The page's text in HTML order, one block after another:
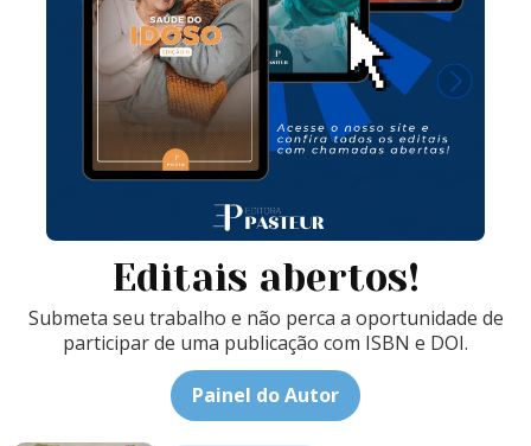
Editais abertos!
Submeta seu trabalho e não perca a oportunidade de
participar de uma publicação com ISBN e DOI.
Painel do Autor